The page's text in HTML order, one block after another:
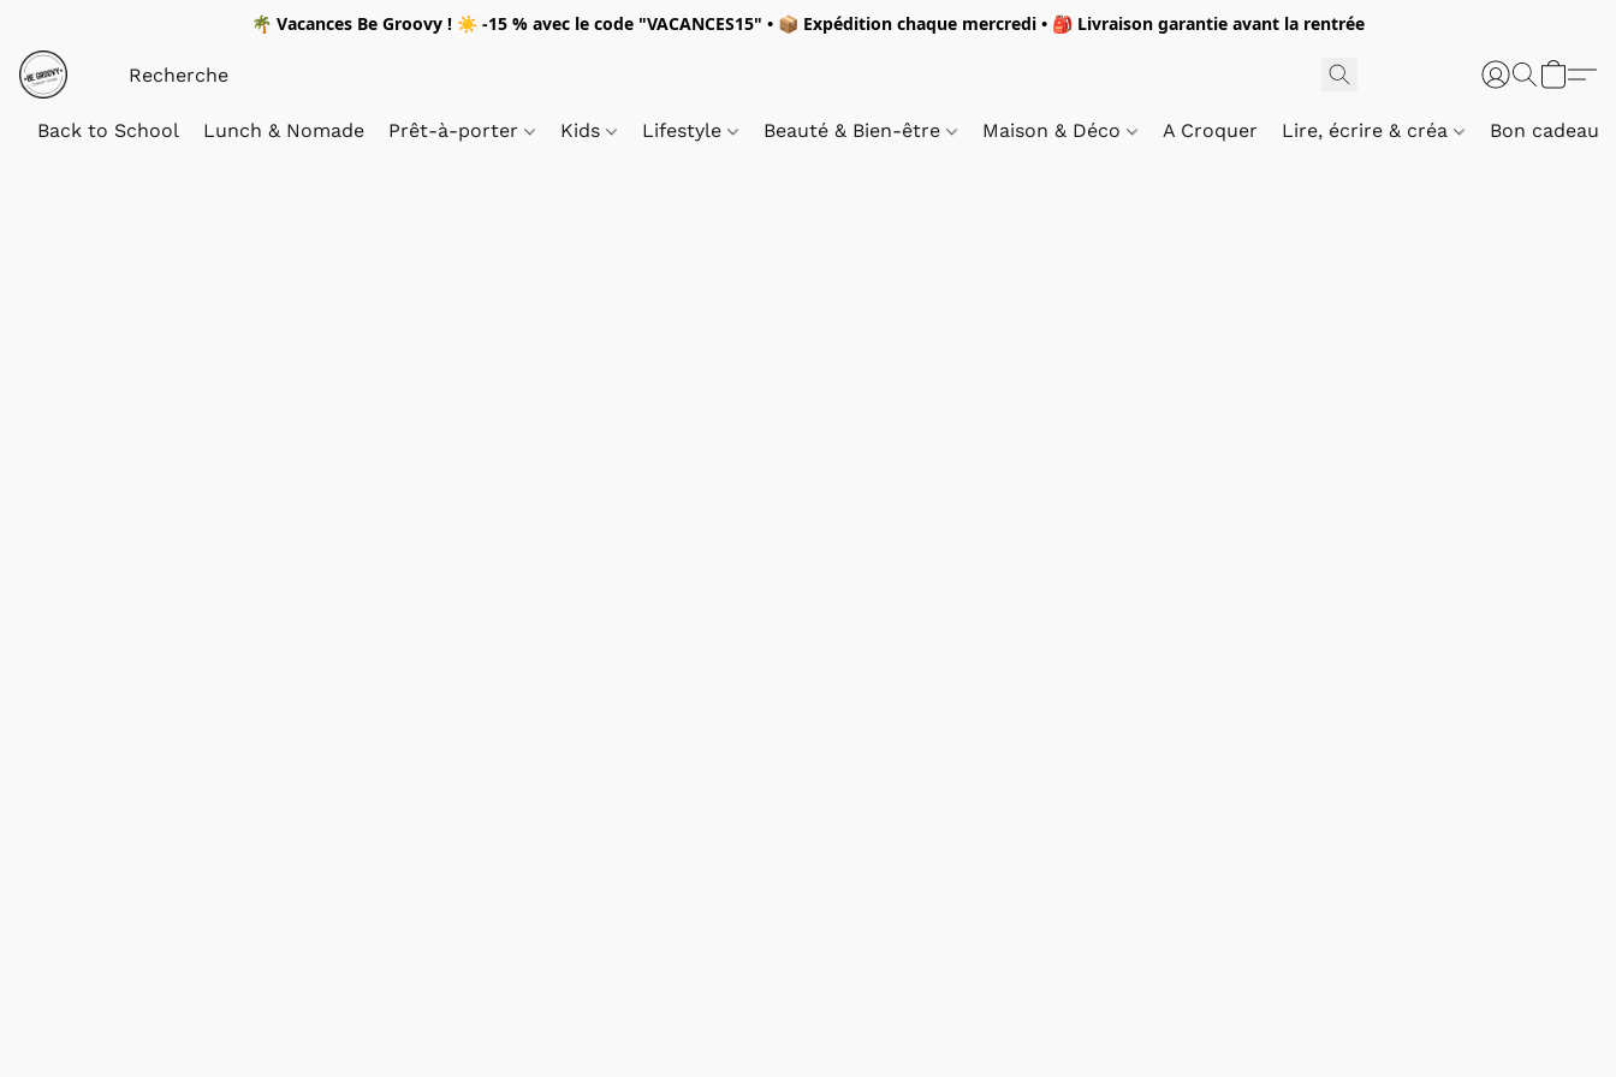
🌴 Vacances Be Groovy ! ☀️ -15 % avec le code "VACANCES15" • 📦 Expédition chaque mercredi • 🎒 Livraison garantie avant la rentrée
Back to School Lunch & Nomade Prêt-à-porter Kids Lifestyle Beauté & Bien-être Maison & Déco A Croquer Lire, écrire & créa Bon cadeau